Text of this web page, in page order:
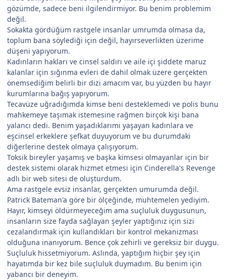
gözümde, sadece beni ilgilendirmiyor. Bu benim problemim
değil.
Sokakta gördüğüm rastgele insanlar umrumda olmasa da,
toplum bana söylediği için değil, hayırseverlikten üzerime
düşeni yapıyorum.
Kadınların hakları ve cinsel saldırı ve aile içi şiddete maruz
kalanlar için sığınma evleri de dahil olmak üzere gerçekten
önemsediğim belirli bir dizi amacım var, bu yüzden bu hayır
kurumlarına bağış yapıyorum.
Tecavüze uğradığımda kimse beni desteklemedi ve polis bunu
mahkemeye taşımak istemesine rağmen birçok kişi bana
yalancı dedi. Benim yaşadıklarımı yaşayan kadınlara ve
eşcinsel erkeklere şefkat duyuyorum ve bu durumdaki
diğerlerine destek olmaya çalışıyorum.
Toksik bireyler yaşamış ve başka kimsesi olmayanlar için bir
destek sistemi olarak hizmet etmesi için Cinderella's Revenge
adlı bir web sitesi de oluşturdum.
Ama rastgele evsiz insanlar, gerçekten umurumda değil.
Patrick Bateman'a göre bir ölçeğinde, muhtemelen yediyim.
Hayır, kimseyi öldürmeyeceğim ama suçluluk duygusunun,
insanların size fayda sağlayan şeyler yaptığınız için sizi
cezalandırmak için kullandıkları bir kontrol mekanizması
olduğuna inanıyorum. Bence çok zehirli ve gereksiz bir duygu.
Suçluluk hissetmiyorum. Aslında, yaptığım hiçbir şey için
hayatımda bir kez bile suçluluk duymadım. Bu benim için
yabancı bir deneyim.